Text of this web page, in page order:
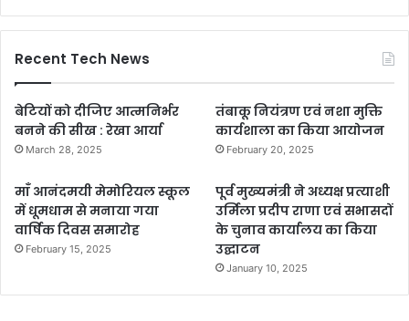
Recent Tech News
बेटियों को दीजिए आत्मनिर्भर
बनने की सीख : रेखा आर्या
March 28, 2025
तंबाकू नियंत्रण एवं नशा मुक्ति
कार्यशाला का किया आयोजन
February 20, 2025
माँ आनंदमयी मेमोरियल स्कूल
में धूमधाम से मनाया गया
वार्षिक दिवस समारोह
February 15, 2025
पूर्व मुख्यमंत्री ने अध्यक्ष प्रत्याशी
उर्मिला प्रदीप राणा एवं सभासदों
के चुनाव कार्यालय का किया
उद्घाटन
January 10, 2025